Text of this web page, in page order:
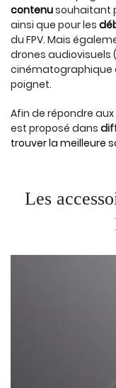
contenusouhaitant
ainsi que pour les
du FPV. Mais
drones audiovisuels
cinématographique
poignet.
Afin de répondre
est proposé dans
trouver la meilleure
Les